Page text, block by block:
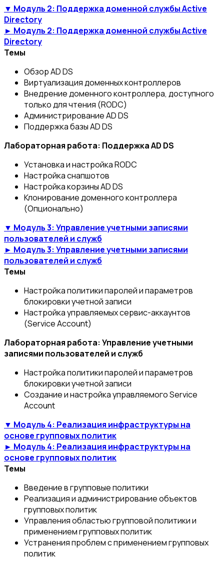
▼ Модуль 2: Поддержка доменной службы Active
Directory
► Модуль 2: Поддержка доменной службы Active
Directory
Темы
Обзор AD DS
Виртуализация доменных контроллеров
Внедрение доменного контроллера, доступного
только для чтения (RODC)
Администрирование AD DS
Поддержка базы AD DS
Лабораторная работа: Поддержка AD DS
Установка и настройка RODC
Настройка снапшотов
Настройка корзины AD DS
Клонирование доменного контроллера
(Опционально)
▼ Модуль 3: Управление учетными записями
пользователей и служб
► Модуль 3: Управление учетными записями
пользователей и служб
Темы
Настройка политики паролей и параметров
блокировки учетной записи
Настройка управляемых сервис-аккаунтов
(Service Account)
Лабораторная работа: Управление учетными
записями пользователей и служб
Настройка политики паролей и параметров
блокировки учетной записи
Создание и настройка управляемого Service
Account
▼ Модуль 4: Реализация инфраструктуры на
основе групповых политик
► Модуль 4: Реализация инфраструктуры на
основе групповых политик
Темы
Введение в групповые политики
Реализация и администрирование объектов
групповых политик
Управления областью групповой политики и
применением групповых политик
Устранения проблем с применением групповых
политик